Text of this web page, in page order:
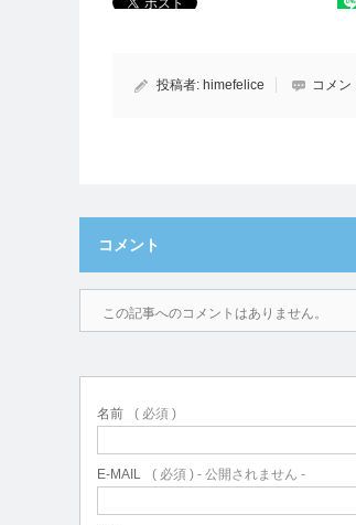
投稿者: himefelice コメン
コメント
この記事へのコメントはありません。
名前 ( 必須 )
E-MAIL ( 必須 ) - 公開されません -